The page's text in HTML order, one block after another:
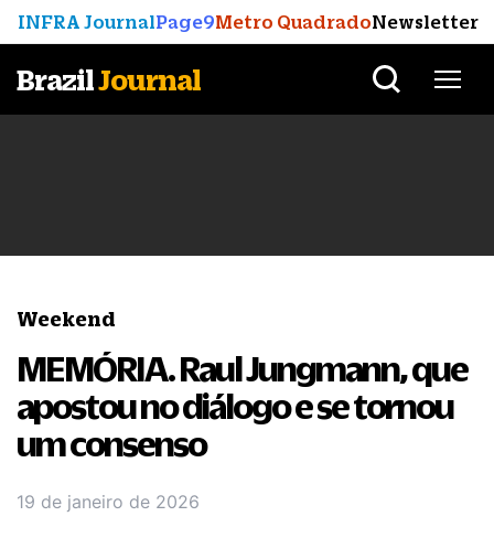
INFRA JournalPage9Metro QuadradoNewsletter
BrazilJournal
Weekend
MEMÓRIA. Raul Jungmann, que
apostou no diálogo e se tornou
um consenso
19 de janeiro de 2026